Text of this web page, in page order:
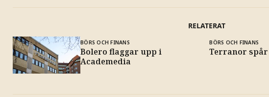
RELATERAT
BÖRS OCH FINANS
Bolero flaggar upp i
Academedia
BÖRS OCH FINANS
Terranor